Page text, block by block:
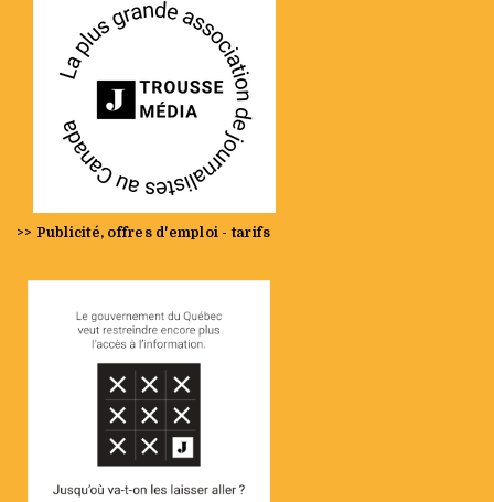
>> Publicité, offres d'emploi - tarifs